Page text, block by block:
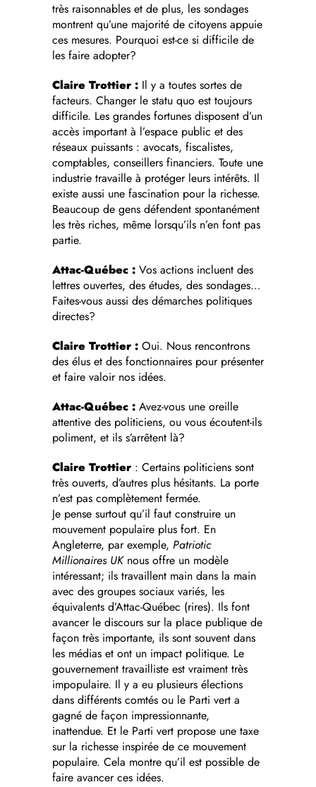
très raisonnables et de plus, les sondages
montrent qu’une majorité de citoyens appuie
ces mesures. Pourquoi est-ce si difficile de
les faire adopter?
Claire Trottier : Il y a toutes sortes de
facteurs. Changer le statu quo est toujours
difficile. Les grandes fortunes disposent d’un
accès important à l’espace public et des
réseaux puissants : avocats, fiscalistes,
comptables, conseillers financiers. Toute une
industrie travaille à protéger leurs intérêts. Il
existe aussi une fascination pour la richesse.
Beaucoup de gens défendent spontanément
les très riches, même lorsqu’ils n’en font pas
partie.
Attac-Québec : Vos actions incluent des
lettres ouvertes, des études, des sondages…
Faites-vous aussi des démarches politiques
directes?
Claire Trottier : Oui. Nous rencontrons
des élus et des fonctionnaires pour présenter
et faire valoir nos idées.
Attac-Québec : Avez-vous une oreille
attentive des politiciens, ou vous écoutent-ils
poliment, et ils s’arrêtent là?
Claire Trottier : Certains politiciens sont
très ouverts, d’autres plus hésitants. La porte
n’est pas complètement fermée.
Je pense surtout qu’il faut construire un
mouvement populaire plus fort. En
Angleterre, par exemple, Patriotic
Millionaires UKnous offre un modèle
intéressant; ils travaillent main dans la main
avec des groupes sociaux variés, les
équivalents d’Attac-Québec (rires). Ils font
avancer le discours sur la place publique de
façon très importante, ils sont souvent dans
les médias et ont un impact politique. Le
gouvernement travailliste est vraiment très
impopulaire. Il y a eu plusieurs élections
dans différents comtés ou le Parti vert a
gagné de façon impressionnante,
inattendue. Et le Parti vert propose une taxe
sur la richesse inspirée de ce mouvement
populaire. Cela montre qu’il est possible de
faire avancer ces idées.